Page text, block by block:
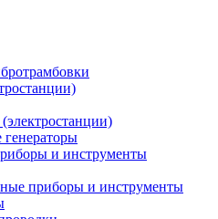
и инструменты
приборы и инструменты